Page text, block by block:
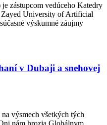
zástupcom vedúceho Katedry
Zayed University of Artificial
výskumné záujmy
v Dubaji a snehovej
výsmech všetkých tých